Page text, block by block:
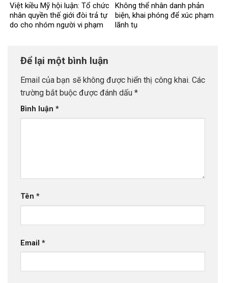
Việt kiều Mỹ hội luận: Tổ chức
nhân quyền thế giới đòi trả tự
do cho nhóm người vi phạm
Không thể nhân danh phản
biện, khai phóng để xúc phạm
lãnh tụ
Để lại một bình luận
Email của bạn sẽ không được hiển thị công khai. Các
trường bắt buộc được đánh dấu *
Bình luận *
Tên *
Email *